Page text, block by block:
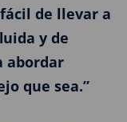
de llevar a
y de
abordar
que sea.”